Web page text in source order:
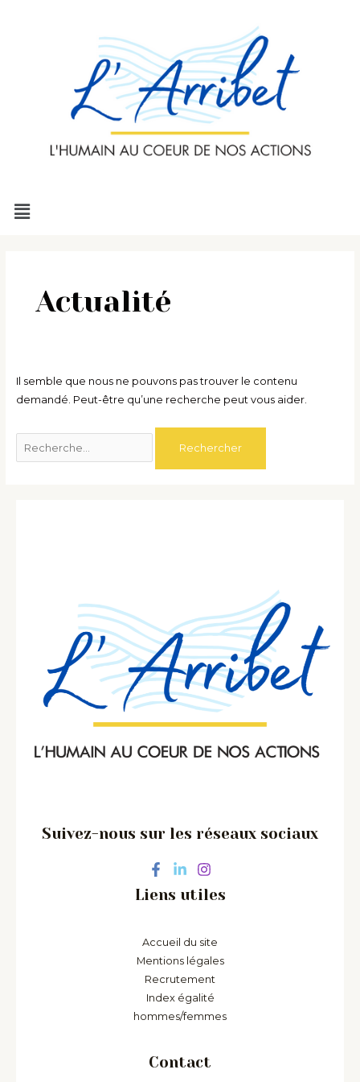
Menu
Actualité
Il semble que nous ne pouvons pas trouver le contenu
demandé. Peut-être qu’une recherche peut vous aider.
Suivez-nous sur les réseaux sociaux
Liens utiles
Accueil du site
Mentions légales
Recrutement
Index égalité
hommes/femmes
Contact